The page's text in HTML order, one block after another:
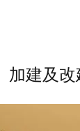
加建及改